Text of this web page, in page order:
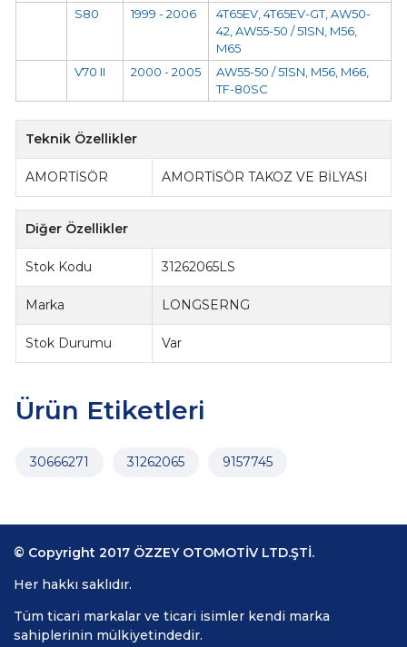
S80
1999 - 2006
4T65EV, 4T65EV-GT, AW50-
42, AW55-50 / 51SN, M56,
M65
V70 II
2000 - 2005
AW55-50 / 51SN, M56, M66,
TF-80SC
Teknik Özellikler
AMORTİSÖR AMORTİSÖR TAKOZ VE BİLYASI
Diğer Özellikler
Stok Kodu 31262065LS
Marka LONGSERNG
Stok Durumu Var
Ürün Etiketleri
30666271 31262065 9157745
© Copyright 2017 ÖZZEY OTOMOTİV LTD.ŞTİ.
Her hakkı saklıdır.
Tüm ticari markalar ve ticari isimler kendi marka
sahiplerinin mülkiyetindedir.